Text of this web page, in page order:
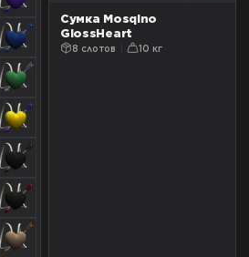
Сумка Mosqino
GlossHeart
8 слотов 10 кг